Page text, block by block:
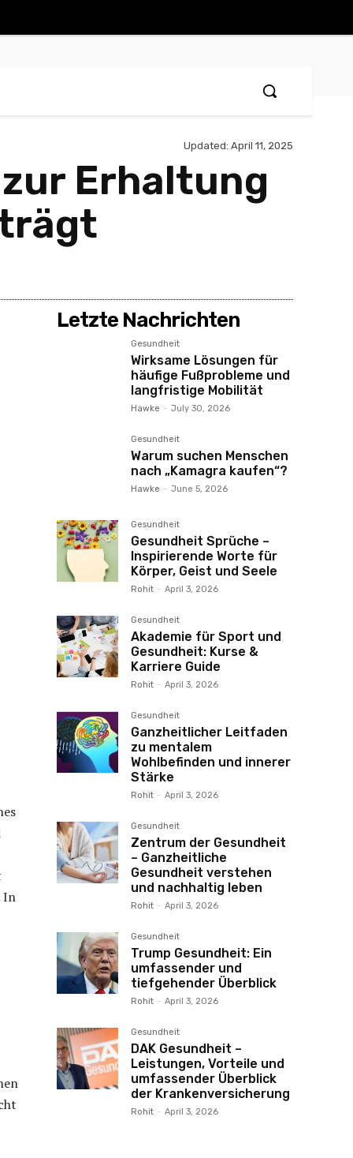
Updated: April 11, 2025
Erhaltung
In
Letzte Nachrichten
Gesundheit
Wirksame Lösungen für
häufige Fußprobleme und
langfristige Mobilität
Hawke - July 30, 2026
Gesundheit
Warum suchen Menschen
nach „Kamagra kaufen“?
Hawke - June 5, 2026
Gesundheit
Gesundheit Sprüche –
Inspirierende Worte für
Körper, Geist und Seele
Rohit - April 3, 2026
Gesundheit
Akademie für Sport und
Gesundheit: Kurse &
Karriere Guide
Rohit - April 3, 2026
Gesundheit
Ganzheitlicher Leitfaden
zu mentalem
Wohlbefinden und innerer
Stärke
Rohit - April 3, 2026
Gesundheit
Zentrum der Gesundheit
– Ganzheitliche
Gesundheit verstehen
und nachhaltig leben
Rohit - April 3, 2026
Gesundheit
Trump Gesundheit: Ein
umfassender und
tiefgehender Überblick
Rohit - April 3, 2026
Gesundheit
DAK Gesundheit –
Leistungen, Vorteile und
umfassender Überblick
der Krankenversicherung
Rohit - April 3, 2026